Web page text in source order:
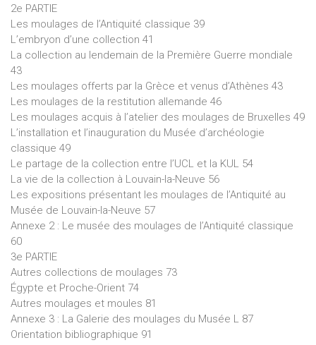
2e PARTIE
Les moulages de l’Antiquité classique 39
L’embryon d’une collection 41
La collection au lendemain de la Première Guerre mondiale
43
Les moulages offerts par la Grèce et venus d’Athènes 43
Les moulages de la restitution allemande 46
Les moulages acquis à l’atelier des moulages de Bruxelles 49
L’installation et l’inauguration du Musée d’archéologie
classique 49
Le partage de la collection entre l’UCL et la KUL 54
La vie de la collection à Louvain-la-Neuve 56
Les expositions présentant les moulages de l’Antiquité au
Musée de Louvain-la-Neuve 57
Annexe 2 : Le musée des moulages de l’Antiquité classique
60
3e PARTIE
Autres collections de moulages 73
Égypte et Proche-Orient 74
Autres moulages et moules 81
Annexe 3 : La Galerie des moulages du Musée L 87
Orientation bibliographique 91